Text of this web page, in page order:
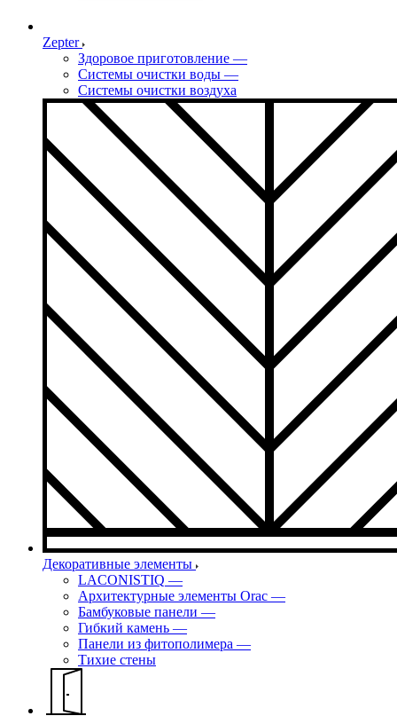
Zepter
Здоровое приготовление —
Системы очистки воды —
Системы очистки воздуха
Декоративные элементы
LACONISTIQ —
Архитектурные элементы Orac —
Бамбуковые панели —
Гибкий камень —
Панели из фитополимера —
Тихие стены